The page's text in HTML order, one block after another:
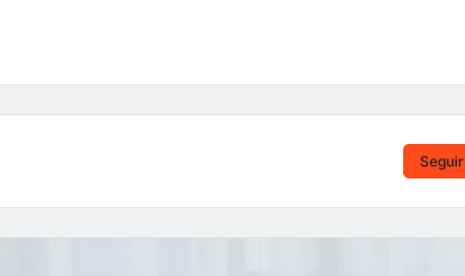
Seguir